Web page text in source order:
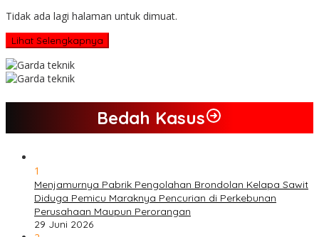
Tidak ada lagi halaman untuk dimuat.
Lihat Selengkapnya
Bedah Kasus
1
Menjamurnya Pabrik Pengolahan Brondolan Kelapa Sawit
Diduga Pemicu Maraknya Pencurian di Perkebunan
Perusahaan Maupun Perorangan
29 Juni 2026